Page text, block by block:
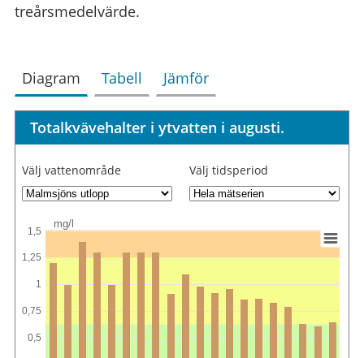
treårsmedelvärde.
Diagram Tabell Jämför
Totalkvävehalter i ytvatten i augusti.
Välj vattenområde Välj tidsperiod
mg/l
0,5
0,75
1
1,25
1,5